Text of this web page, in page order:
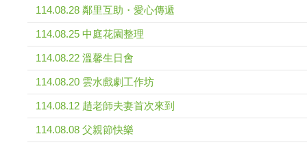
114.08.28 鄰里互助・愛心傳遞
114.08.25 中庭花園整理
114.08.22 溫馨生日會
114.08.20 雲水戲劇工作坊
114.08.12 趙老師夫妻首次來到
114.08.08 父親節快樂